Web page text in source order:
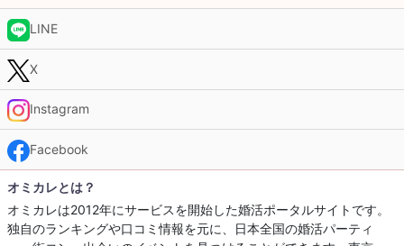
LINE
X
Instagram
Facebook
オミカレとは？
オミカレは2012年にサービスを開始した婚活ポータルサイトです。
独自のランキングや口コミ情報を元に、日本全国の婚活パーティ